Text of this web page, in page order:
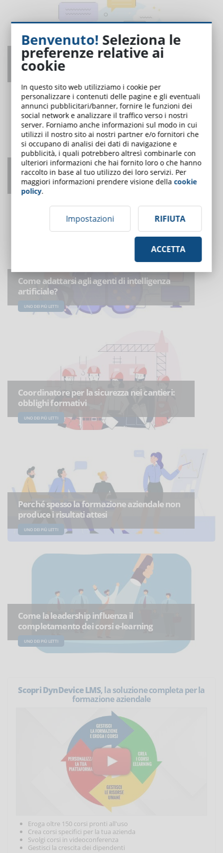
Come migliorare la leggibilità dei contenuti
per la formazione online
Building Information Modeling: cos’è e quali
sono le figure professionali
UNO DEI PIÙ LETTI
Come adattarsi agli agenti di intelligenza
artificiale?
UNO DEI PIÙ LETTI
Coordinatore per la sicurezza nei cantieri:
obblighi formativi
UNO DEI PIÙ LETTI
Perché spesso la formazione aziendale non
produce i risultati attesi
UNO DEI PIÙ LETTI
Come la leadership influenza il
completamento dei corsi e-learning
UNO DEI PIÙ LETTI
Scopri DynDevice LMS, la soluzione completa per la
formazione aziendale
Eroga oltre 150 corsi pronti all'uso
Crea corsi specifici per la tua azienda
Svolgi corsi in videoconferenza
Gestisci la crescita dei dipendenti
Benvenuto! Seleziona le
preferenze relative ai
cookie
In questo sito web utilizziamo i cookie per
personalizzare i contenuti delle pagine e gli eventuali
annunci pubblicitari/banner, fornire le funzioni dei
social network e analizzare il traffico verso i nostri
server. Forniamo anche informazioni sul modo in cui
utilizzi il nostro sito ai nostri partner e/o fornitori che
si occupano di analisi dei dati di navigazione e
pubblicità, i quali potrebbero altresì combinarle con
ulteriori informazioni che hai fornito loro o che hanno
raccolto in base al tuo utilizzo dei loro servizi. Per
maggiori informazioni prendere visione dellacookie
policy.
Impostazioni RIFIUTA
ACCETTA